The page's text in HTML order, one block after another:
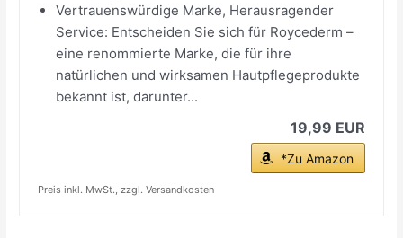
Vertrauenswürdige Marke, Herausragender
Service: Entscheiden Sie sich für Roycederm –
eine renommierte Marke, die für ihre
natürlichen und wirksamen Hautpflegeprodukte
bekannt ist, darunter...
19,99 EUR
*Zu Amazon
Preis inkl. MwSt., zzgl. Versandkosten